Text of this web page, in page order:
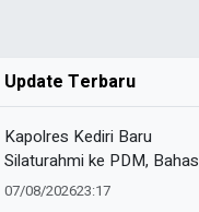
Update Terbaru
Kapolres Kediri Baru
Silaturahmi ke PDM, Bahas
Sinergi Jaga Kamtibmas
07/08/202623:17